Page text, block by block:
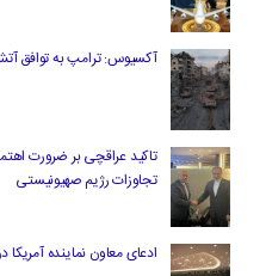
آکسیوس: ترامپ به توافق آتش‌بس در غزه
تاکید عراقچی بر ضرورت
تجاوزات رژیم صهیونیستی
ادعای معاون نماینده